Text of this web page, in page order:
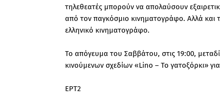
τηλεθεατές μπορούν να απολαύσουν
από τον παγκόσμιο κινηματογράφο. Αλλά και
ελληνικό κινηματογράφο.
Το απόγευμα του Σαββάτου, στις 19:00,
κινούμενων σχεδίων «Lino – Το γατοξόρκι»
ΕΡΤ2